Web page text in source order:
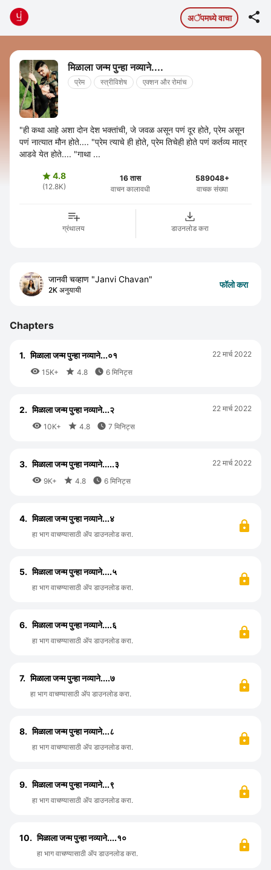
अॅपमध्ये वाचा 
मिळाला जन्म पुन्हा नव्याने....
प्रेम स्त्रीविशेष एक्शन और रोमांच
"ही कथा आहे अशा दोन देश भक्तांची, जे जवळ असून पणं दूर होते, प्रेम असून
पणं नात्यात मौन होते.... "प्रेम त्याचे ही होते, प्रेम तिचेही होते पणं कर्तव्य मात्र
आडवे येत होते.... "गाथा ...
4.8
(12.8K)
16 तास
वाचन कालावधी
589048+
वाचक संख्या
ग्रंथालय डाउनलोड करा
जानवी चव्हाण "Janvi Chavan"
2K अनुयायी
फॉलो करा
Chapters
1. मिळाला जन्म पुन्हा नव्याने...०१
 15K+  4.8  6 मिनिट्स
22 मार्च 2022
2. मिळाला जन्म पुन्हा नव्याने...२
 10K+  4.8  7 मिनिट्स
22 मार्च 2022
3. मिळाला जन्म पुन्हा नव्याने.....३
 9K+  4.8  6 मिनिट्स
22 मार्च 2022
4. मिळाला जन्म पुन्हा नव्याने...४
हा भाग वाचण्यासाठी ॲप डाउनलोड करा.
5. मिळाला जन्म पुन्हा नव्याने....५
हा भाग वाचण्यासाठी ॲप डाउनलोड करा.
6. मिळाला जन्म पुन्हा नव्याने....६
हा भाग वाचण्यासाठी ॲप डाउनलोड करा.
7. मिळाला जन्म पुन्हा नव्याने....७
हा भाग वाचण्यासाठी ॲप डाउनलोड करा.
8. मिळाला जन्म पुन्हा नव्याने...८
हा भाग वाचण्यासाठी ॲप डाउनलोड करा.
9. मिळाला जन्म पुन्हा नव्याने...९
हा भाग वाचण्यासाठी ॲप डाउनलोड करा.
10. मिळाला जन्म पुन्हा नव्याने....१०
हा भाग वाचण्यासाठी ॲप डाउनलोड करा.